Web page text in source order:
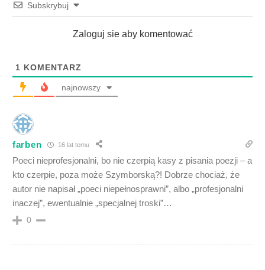
Subskrybuj
Zaloguj sie aby komentować
1 KOMENTARZ
najnowszy
farben 16 lat temu
Poeci nieprofesjonalni, bo nie czerpią kasy z pisania poezji – a
kto czerpie, poza może Szymborską?! Dobrze chociaż, że
autor nie napisał „poeci niepełnosprawni”, albo „profesjonalni
inaczej”, ewentualnie „specjalnej troski”…
0